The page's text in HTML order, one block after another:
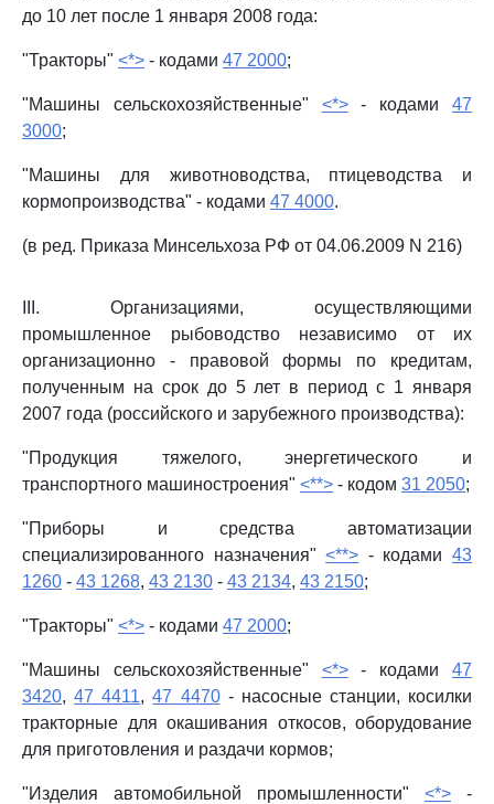
до 10 лет после 1 января 2008 года:
"Тракторы" <*> - кодами 47 2000;
"Машины сельскохозяйственные" <*>- кодами47
3000;
"Машины для животноводства, птицеводства и
кормопроизводства" - кодами 47 4000.
(в ред. Приказа Минсельхоза РФ от 04.06.2009 N 216)
III. Организациями, осуществляющими
промышленное рыбоводство независимо от их
организационно - правовой формы по кредитам,
полученным на срок до 5 лет в период с 1 января
2007 года (российского и зарубежного производства):
"Продукция тяжелого, энергетического и
транспортного машиностроения" <**> - кодом 31 2050;
"Приборы и средства автоматизации
специализированного назначения"<**> - кодами43
1260 - 43 1268, 43 2130 - 43 2134, 43 2150;
"Тракторы" <*> - кодами 47 2000;
"Машины сельскохозяйственные" <*>- кодами47
3420,47 4411,47 4470- насосные станции, косилки
тракторные для окашивания откосов, оборудование
для приготовления и раздачи кормов;
"Изделия автомобильной промышленности" <*> -